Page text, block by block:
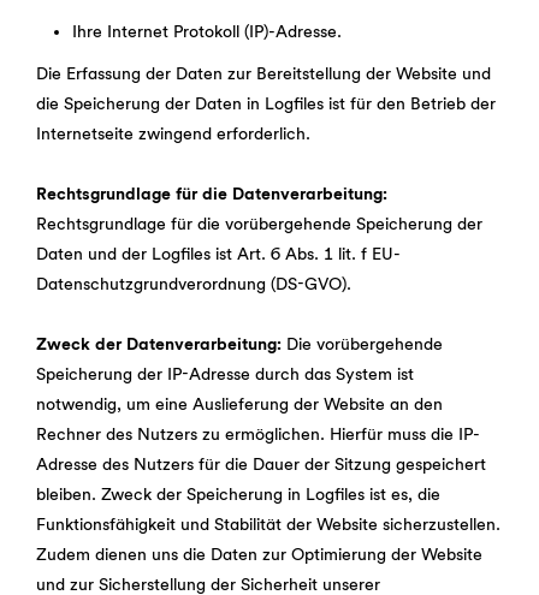
Ihre Internet Protokoll (IP)-Adresse.
Die Erfassung der Daten zur Bereitstellung der Website und
die Speicherung der Daten in Logfiles ist für den Betrieb der
Internetseite zwingend erforderlich.
Rechtsgrundlage für die Datenverarbeitung:
Rechtsgrundlage für die vorübergehende Speicherung der
Daten und der Logfiles ist Art. 6 Abs. 1 lit. f EU-
Datenschutzgrundverordnung (DS-GVO).
Zweck der Datenverarbeitung: Die vorübergehende
Speicherung der IP-Adresse durch das System ist
notwendig, um eine Auslieferung der Website an den
Rechner des Nutzers zu ermöglichen. Hierfür muss die IP-
Adresse des Nutzers für die Dauer der Sitzung gespeichert
bleiben. Zweck der Speicherung in Logfiles ist es, die
Funktionsfähigkeit und Stabilität der Website sicherzustellen.
Zudem dienen uns die Daten zur Optimierung der Website
und zur Sicherstellung der Sicherheit unserer